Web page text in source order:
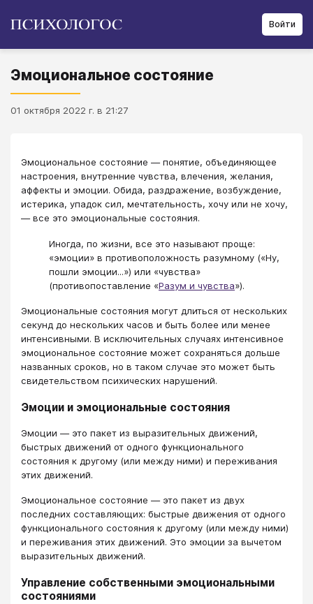
Войти
Эмоциональное состояние
01 октября 2022 г. в 21:27
Эмоциональное состояние — понятие, объединяющее
настроения, внутренние чувства, влечения, желания,
аффекты и эмоции. Обида, раздражение, возбуждение,
истерика, упадок сил, мечтательность, хочу или не хочу,
— все это эмоциональные состояния.
Иногда, по жизни, все это называют проще:
«эмоции» в противоположность разумному («Ну,
пошли эмоции...») или «чувства»
(противопоставление «Разум и чувства»).
Эмоциональные состояния могут длиться от нескольких
секунд до нескольких часов и быть более или менее
интенсивными. В исключительных случаях интенсивное
эмоциональное состояние может сохраняться дольше
названных сроков, но в таком случае это может быть
свидетельством психических нарушений.
Эмоции и эмоциональные состояния
Эмоции — это пакет из выразительных движений,
быстрых движений от одного функционального
состояния к другому (или между ними) и переживания
этих движений.
Эмоциональное состояние — это пакет из двух
последних составляющих: быстрые движения от одного
функционального состояния к другому (или между ними)
и переживания этих движений. Это эмоции за вычетом
выразительных движений.
Управление собственными эмоциональными
состояниями